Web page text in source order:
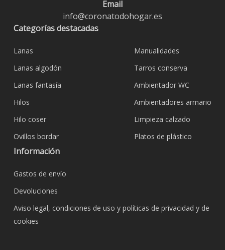
Email
info@coronatodohogar.es
Categorías destacadas
Lanas
Lanas algodón
Lanas fantasía
Hilos
Hilo coser
Ovillos bordar
Manualidades
Tarros conserva
Ambientador WC
Ambientadores armario
Limpieza calzado
Platos de plástico
Información
Gastos de envío
Devoluciones
Aviso legal, condiciones de uso y políticas de privacidad y de
cookies